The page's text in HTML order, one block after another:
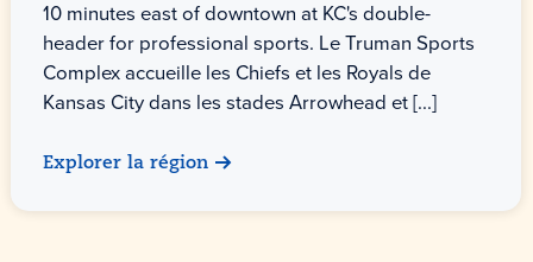
10 minutes east of downtown at KC's double-
header for professional sports. Le Truman Sports
Complex accueille les Chiefs et les Royals de
Kansas City dans les stades Arrowhead et [...]
Explorer la région